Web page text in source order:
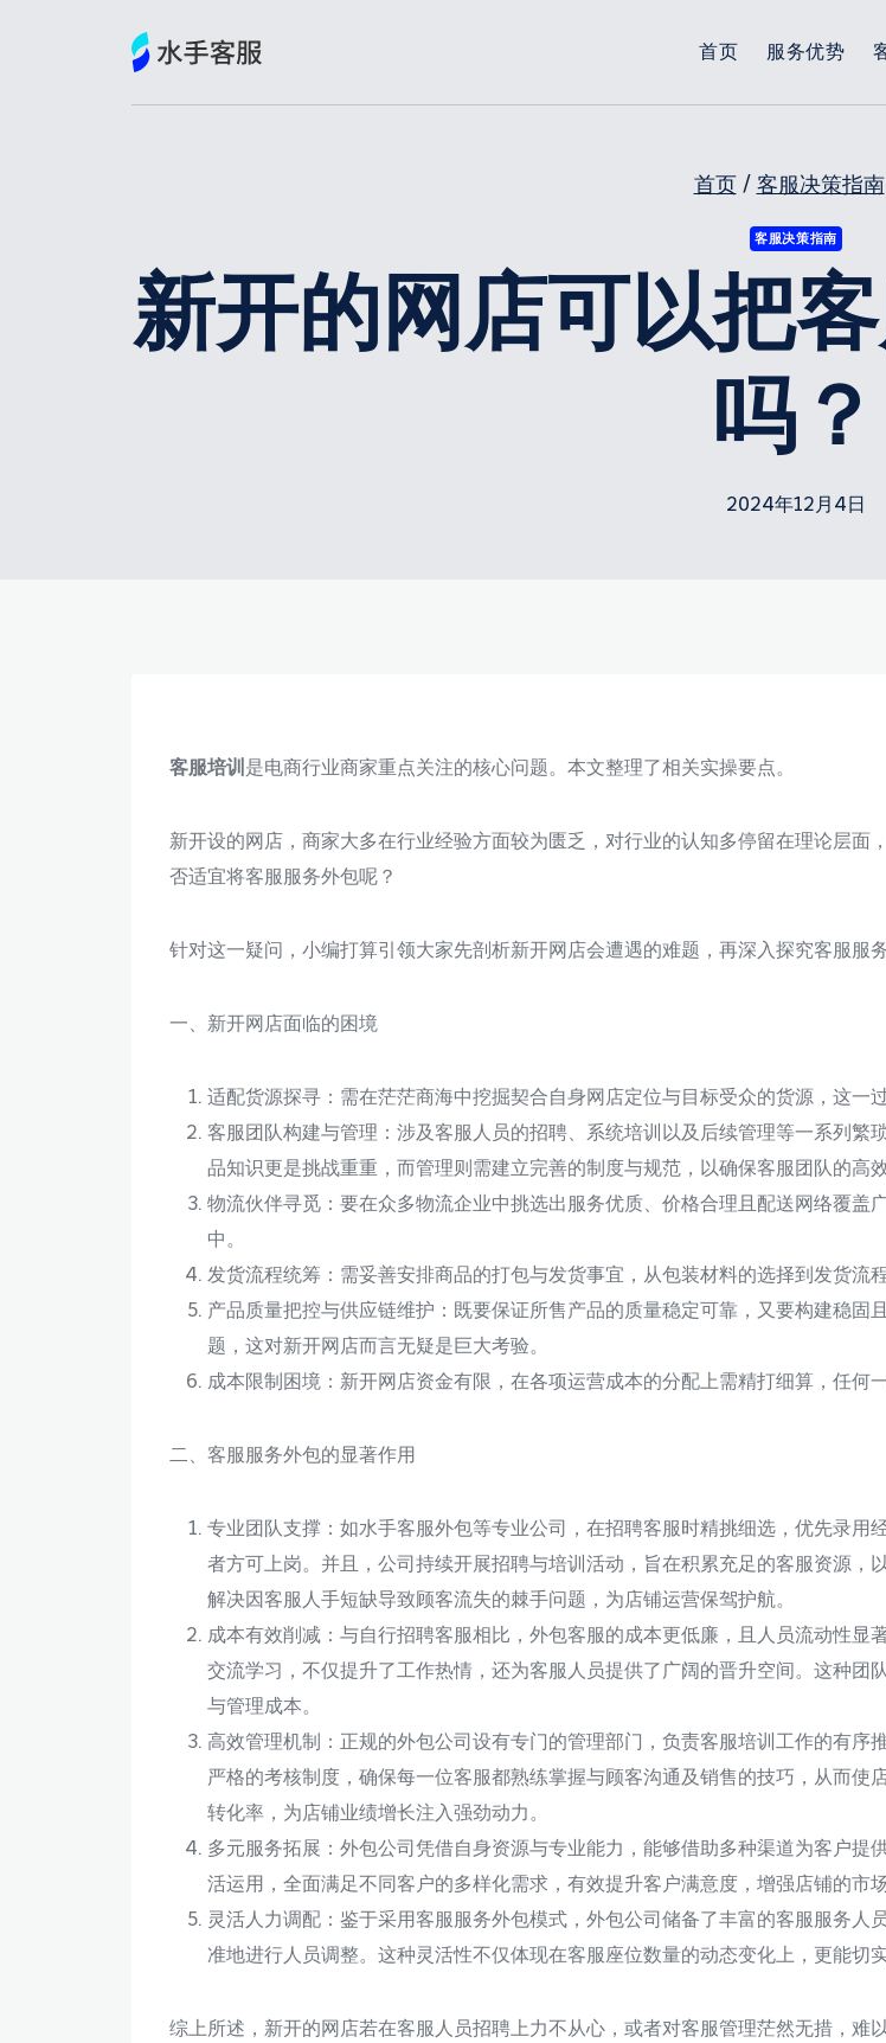
首页 服务优势
首页 / 客服决策指南
客服决策指南
新开的网店可以把
吗？
2024年12月4日
客服培训 是电商行业商家重点关注的核心问题。本文整理了相关实操要点。
新开设的网店，商家大多在行业经验方面较为匮乏，对行业的认知多停留在理论层
否适宜将客服服务外包呢？
针对这一疑问，小编打算引领大家先剖析新开网店会遭遇的难题，再深入探究客服服
一、新开网店面临的困境
适配货源探寻：需在茫茫商海中挖掘契合自身网店定位与目标受众的货源，这一
客服团队构建与管理：涉及客服人员的招聘、系统培训以及后续管理等一系列
品知识更是挑战重重，而管理则需建立完善的制度与规范，以确保客服团队的高效
物流伙伴寻觅：要在众多物流企业中挑选出服务优质、价格合理且配送网络覆
中。
发货流程统筹：需妥善安排商品的打包与发货事宜，从包装材料的选择到发货流
产品质量把控与供应链维护：既要保证所售产品的质量稳定可靠，又要构建稳
题，这对新开网店而言无疑是巨大考验。
成本限制困境：新开网店资金有限，在各项运营成本的分配上需精打细算，任何
二、客服服务外包的显著作用
专业团队支撑：如水手客服外包等专业公司，在招聘客服时精挑细选，优先录
者方可上岗。并且，公司持续开展招聘与培训活动，旨在积累充足的客服资源
解决因客服人手短缺导致顾客流失的棘手问题，为店铺运营保驾护航。
成本有效削减：与自行招聘客服相比，外包客服的成本更低廉，且人员流动性
交流学习，不仅提升了工作热情，还为客服人员提供了广阔的晋升空间。这种
与管理成本。
高效管理机制：正规的外包公司设有专门的管理部门，负责客服培训工作的有
严格的考核制度，确保每一位客服都熟练掌握与顾客沟通及销售的技巧，从而
转化率，为店铺业绩增长注入强劲动力。
多元服务拓展：外包公司凭借自身资源与专业能力，能够借助多种渠道为客户
活运用，全面满足不同客户的多样化需求，有效提升客户满意度，增强店铺的市场
灵活人力调配：鉴于采用客服服务外包模式，外包公司储备了丰富的客服服务
准地进行人员调整。这种灵活性不仅体现在客服座位数量的动态变化上，更能切
综上所述，新开的网店若在客服人员招聘上力不从心，或者对客服管理茫然无措，